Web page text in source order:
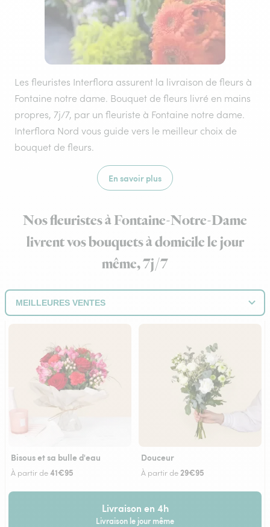
Les fleuristes Interflora assurent la livraison de fleurs à
Fontaine notre dame. Bouquet de fleurs livré en mains
propres, 7j/7, par un fleuriste à Fontaine notre dame.
Interflora Nord vous guide vers le meilleur choix de
bouquet de fleurs.
En savoir plus
Nos fleuristes à Fontaine-Notre-Dame
livrent vos bouquets à domicile le jour
même, 7j/7
Bisous et sa bulle d'eau
À partir de41€95
Douceur
À partir de29€95
Livraison en 4h
Livraison le jour même